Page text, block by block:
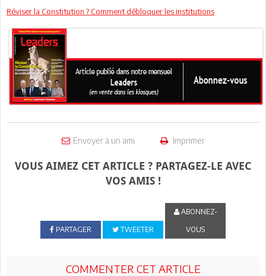
Réviser la Constitution ? Comment débloquer les institutions
Envoyer à un ami Imprimer
VOUS AIMEZ CET ARTICLE ? PARTAGEZ-LE AVEC
VOS AMIS !
PARTAGER TWEETER
ABONNEZ-
VOUS
COMMENTER CET ARTICLE